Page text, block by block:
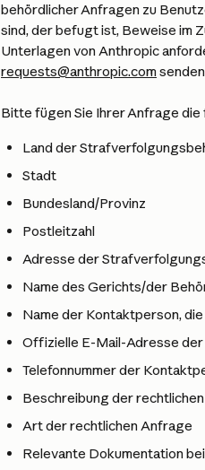
behördlicher Anfragen zu
sind, der befugt ist, Beweise im
Unterlagen von Anthropic
requests@anthropic.com
Bitte fügen Sie Ihrer Anfrage
Land der
Stadt
Bundesland/Provinz
Postleitzahl
Adresse der
Name des Gerichts/der
Name der Kontaktperson,
Offizielle E-Mail-Adresse
Telefonnummer der
Beschreibung der
Art der rechtlichen Anfrage
Relevante Dokumentation